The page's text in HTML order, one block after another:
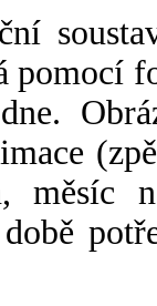
pomocí
měsíc